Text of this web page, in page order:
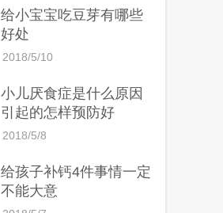
给小宝宝吃豆芽有哪些
好处
2018/5/10
小儿厌食症是什么原因
引起的怎样预防好
2018/5/8
给孩子补钙4件事情一定
不能大意